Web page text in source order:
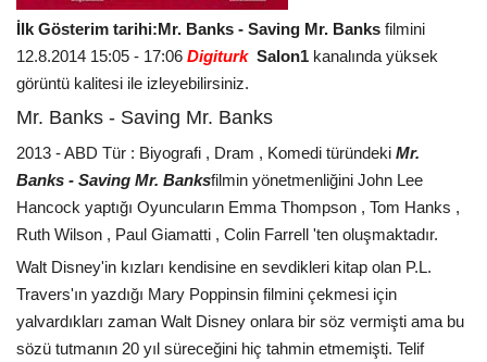
İlk Gösterim tarihi:Mr. Banks - Saving Mr. Banks filmini
12.8.2014 15:05 - 17:06 Digiturk Salon1 kanalında yüksek
görüntü kalitesi ile izleyebilirsiniz.
Mr. Banks - Saving Mr. Banks
2013 - ABD Tür : Biyografi , Dram , Komedi türündeki Mr.
Banks - Saving Mr. Banksfilmin yönetmenliğini John Lee
Hancock yaptığı Oyuncuların Emma Thompson , Tom Hanks ,
Ruth Wilson , Paul Giamatti , Colin Farrell 'ten oluşmaktadır.
Walt Disney'in kızları kendisine en sevdikleri kitap olan P.L.
Travers'ın yazdığı Mary Poppinsin filmini çekmesi için
yalvardıkları zaman Walt Disney onlara bir söz vermişti ama bu
sözü tutmanın 20 yıl süreceğini hiç tahmin etmemişti. Telif